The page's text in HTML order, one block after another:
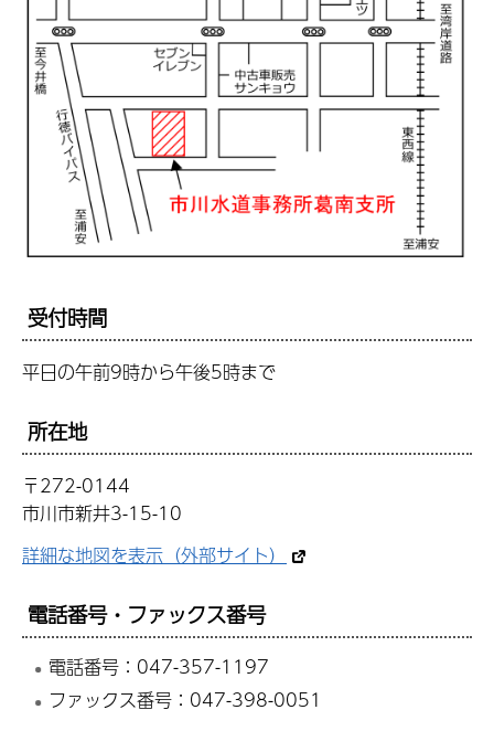
受付時間
平日の午前9時から午後5時まで
所在地
〒272-0144
市川市新井3-15-10
詳細な地図を表示（外部サイト）
電話番号・ファックス番号
電話番号：047-357-1197
ファックス番号：047-398-0051